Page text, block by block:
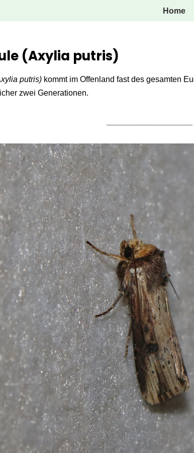
Home
(Axylia putris)
putris) kommt im Offenland fast des gesamten
zwei Generationen.